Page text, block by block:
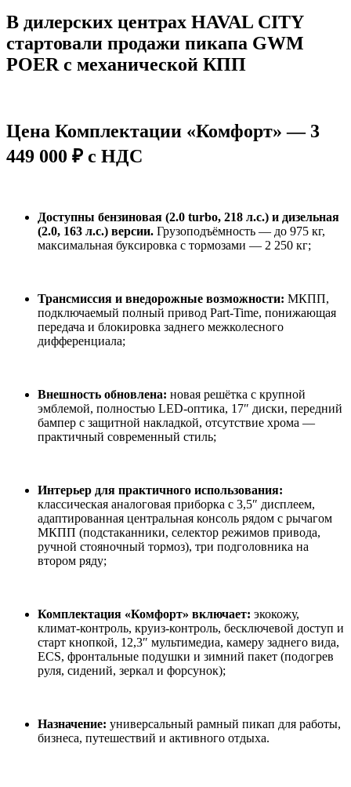
В дилерских центрах HAVAL CITY
стартовали продажи пикапа GWM
POER с механической КПП
Цена Комплектации «Комфорт» — 3
449 000 ₽ с НДС
Доступны бензиновая (2.0 turbo, 218 л.с.) и дизельная
(2.0, 163 л.с.) версии. Грузоподъёмность — до 975 кг,
максимальная буксировка с тормозами — 2 250 кг;
Трансмиссия и внедорожные возможности: МКПП,
подключаемый полный привод Part‑Time, понижающая
передача и блокировка заднего межколесного
дифференциала;
Внешность обновлена: новая решётка с крупной
эмблемой, полностью LED‑оптика, 17″ диски, передний
бампер с защитной накладкой, отсутствие хрома —
практичный современный стиль;
Интерьер для практичного использования:
классическая аналоговая приборка с 3,5″ дисплеем,
адаптированная центральная консоль рядом с рычагом
МКПП (подстаканники, селектор режимов привода,
ручной стояночный тормоз), три подголовника на
втором ряду;
Комплектация «Комфорт» включает: экокожу,
климат‑контроль, круиз‑контроль, бесключевой доступ и
старт кнопкой, 12,3″ мультимедиа, камеру заднего вида,
ECS, фронтальные подушки и зимний пакет (подогрев
руля, сидений, зеркал и форсунок);
Назначение: универсальный рамный пикап для работы,
бизнеса, путешествий и активного отдыха.